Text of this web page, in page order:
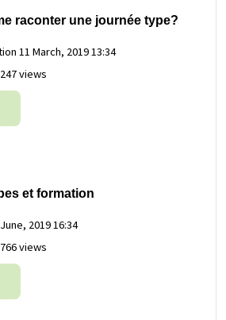
raconter une journée type?
11 March, 2019 13:34
views
et formation
2019 16:34
766 views